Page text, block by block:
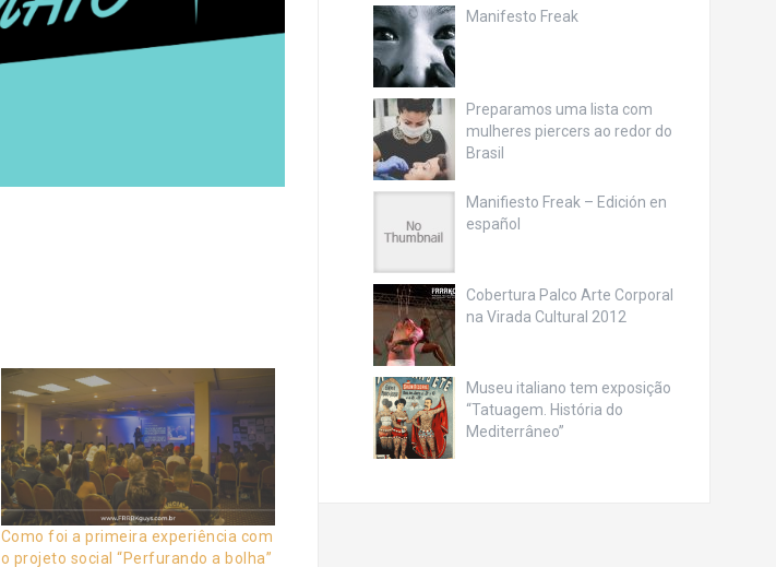
Como foi a primeira experiência com
o projeto social “Perfurando a bolha”
Manifesto Freak
Preparamos uma lista com
mulheres piercers ao redor do
Brasil
Manifiesto Freak – Edición en
español
Cobertura Palco Arte Corporal
na Virada Cultural 2012
Museu italiano tem exposição
“Tatuagem. História do
Mediterrâneo”